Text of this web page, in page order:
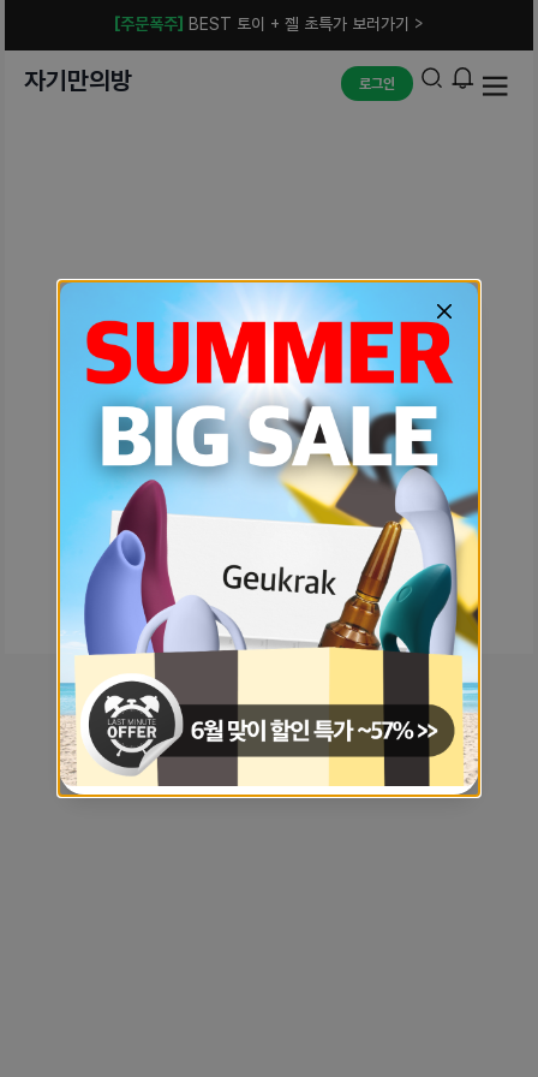
[주문폭주] BEST 토이 + 젤 초특가 보러가기 >
자기만의방 로그인
예상치 못한 에러입니다.